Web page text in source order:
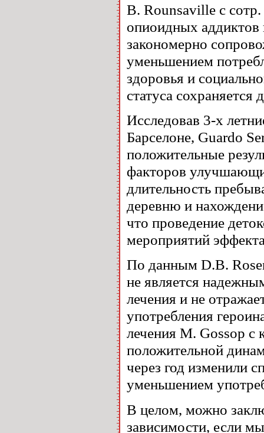
B. Rounsaville с
опиоидных
закономерно
уменьшением
здоровья и
статуса
Исследовав 3-х
Барселоне, Guardo
положительные
факторов
длительность
деревню и
что проведение
мероприятий
По данным D.B.
не является
лечения и не
употребления
лечения M. Gossop с
положительной
через год изменили
уменьшением
В целом, можно
зависимости, если